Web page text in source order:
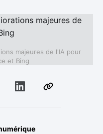
majeures de l'IA pour
et Bing